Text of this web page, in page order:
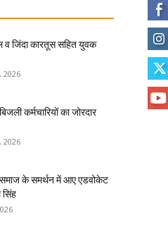
व जिंदा कारतूस सहित युवक
2026
कर्मचारियों का जोरदार
2026
के समर्थन में आए एडवोकेट
सिंह